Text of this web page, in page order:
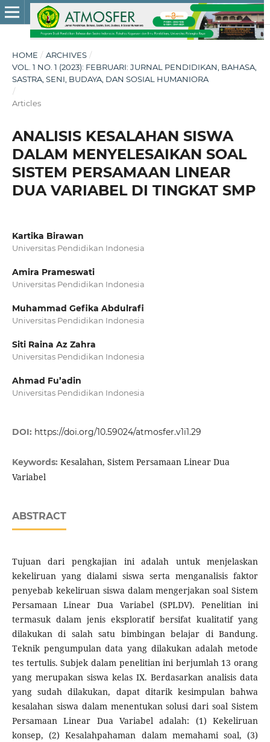
HOME / ARCHIVES /
VOL. 1 NO. 1 (2023): FEBRUARI: JURNAL PENDIDIKAN, BAHASA,
SASTRA, SENI, BUDAYA, DAN SOSIAL HUMANIORA
/
Articles
ANALISIS KESALAHAN SISWA
DALAM MENYELESAIKAN SOAL
SISTEM PERSAMAAN LINEAR
DUA VARIABEL DI TINGKAT SMP
Kartika Birawan
Universitas Pendidikan Indonesia
Amira Prameswati
Universitas Pendidikan Indonesia
Muhammad Gefika Abdulrafi
Universitas Pendidikan Indonesia
Siti Raina Az Zahra
Universitas Pendidikan Indonesia
Ahmad Fu’adin
Universitas Pendidikan Indonesia
DOI: https://doi.org/10.59024/atmosfer.v1i1.29
Keywords: Kesalahan, Sistem Persamaan Linear Dua
Variabel
ABSTRACT
Tujuan dari pengkajian ini adalah untuk menjelaskan
kekeliruan yang dialami siswa serta menganalisis faktor
penyebab kekeliruan siswa dalam mengerjakan soal Sistem
Persamaan Linear Dua Variabel (SPLDV). Penelitian ini
termasuk dalam jenis eksploratif bersifat kualitatif yang
dilakukan di salah satu bimbingan belajar di Bandung.
Teknik pengumpulan data yang dilakukan adalah metode
tes tertulis. Subjek dalam penelitian ini berjumlah 13 orang
yang merupakan siswa kelas IX. Berdasarkan analisis data
yang sudah dilakukan, dapat ditarik kesimpulan bahwa
kesalahan siswa dalam menentukan solusi dari soal Sistem
Persamaan Linear Dua Variabel adalah: (1) Kekeliruan
konsep, (2) Kesalahpahaman dalam memahami soal, (3)